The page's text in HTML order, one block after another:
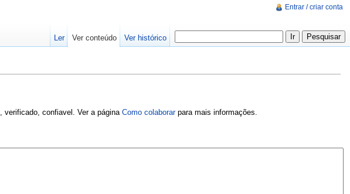
, verificado, confiavel. Ver a páginaComo colaborarpara mais informações.
Entrar / criar conta
Ler Ver conteúdo Ver histórico